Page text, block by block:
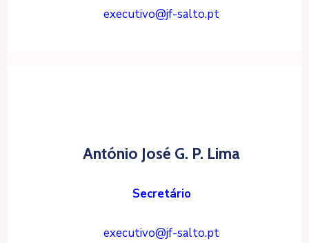
executivo@jf-salto.pt
António José G. P. Lima
Secretário
executivo@jf-salto.pt